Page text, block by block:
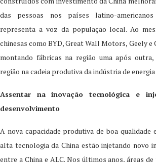
das pessoas nos países latino-
representa a voz da população local. Ao
chinesas como BYD, Great Wall Motors, Geely e
montando fábricas na região uma após outra,
região na cadeia produtiva da indústria de energia
Assentar na inovação tecnológica e
desenvolvimento
A nova capacidade produtiva de boa qualidade
alta tecnologia da China estão injetando novo
entre a China e ALC. Nos últimos anos, áreas